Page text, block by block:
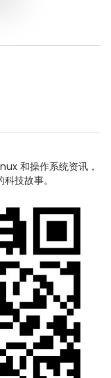
和操作系统资讯，
技故事。